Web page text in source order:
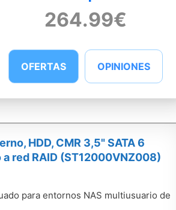
264.99€
OFERTAS OPINIONES
HDD, CMR 3,5" SATA 6
red RAID (ST12000VNZ008)
para entornos NAS multiusuario de